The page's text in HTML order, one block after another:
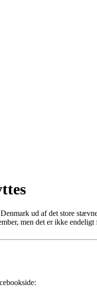
ud af det store
men det er ikke